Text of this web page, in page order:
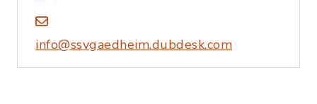
info@ssvgaedheim.dubdesk.com